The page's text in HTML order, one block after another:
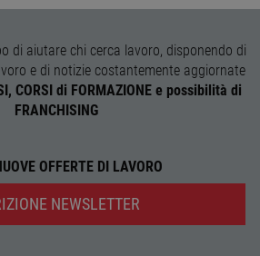
di aiutare chi cerca lavoro, disponendo di
e di notizie costantemente aggiornate
CORSI di FORMAZIONE e possibilità di
FRANCHISING
OFFERTE DI LAVORO
NEWSLETTER